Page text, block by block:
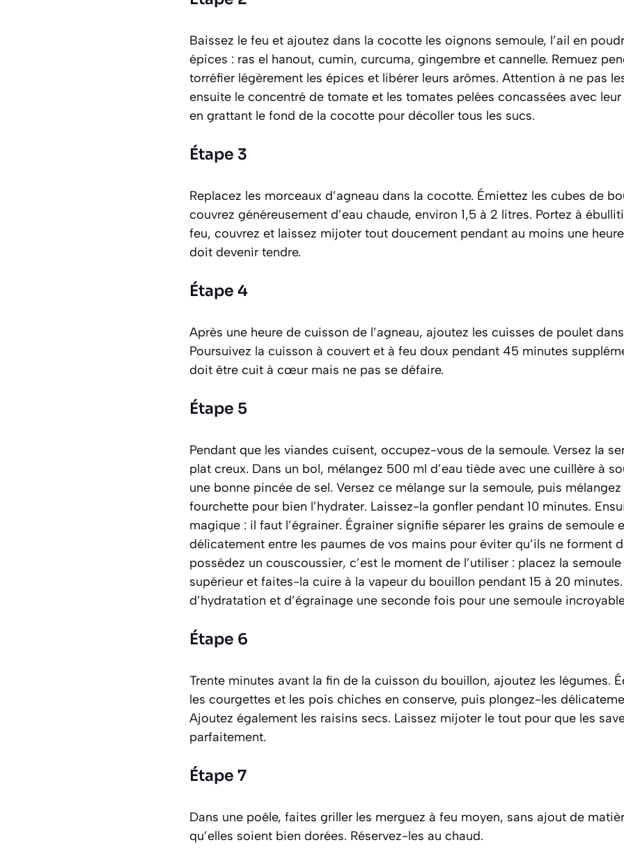
Baissez le feu et ajoutez dans la cocotte les oignons semoule, l’ail en
épices : ras el hanout, cumin, curcuma, gingembre et cannelle. Remuez
torréfier légèrement les épices et libérer leurs arômes. Attention à ne pas
ensuite le concentré de tomate et les tomates pelées concassées avec
en grattant le fond de la cocotte pour décoller tous les sucs.
Étape 3
Replacez les morceaux d’agneau dans la cocotte. Émiettez les cubes de
couvrez généreusement d’eau chaude, environ 1,5 à 2 litres. Portez à
feu, couvrez et laissez mijoter tout doucement pendant au moins une
doit devenir tendre.
Étape 4
Après une heure de cuisson de l’agneau, ajoutez les cuisses de poulet
Poursuivez la cuisson à couvert et à feu doux pendant 45 minutes
doit être cuit à cœur mais ne pas se défaire.
Étape 5
Pendant que les viandes cuisent, occupez-vous de la semoule. Versez la
plat creux. Dans un bol, mélangez 500 ml d’eau tiède avec une cuillère à
une bonne pincée de sel. Versez ce mélange sur la semoule, puis
fourchette pour bien l’hydrater. Laissez-la gonfler pendant 10 minutes.
magique : il faut l’égrainer. Égrainer signifie séparer les grains de semoule
délicatement entre les paumes de vos mains pour éviter qu’ils ne forment
possédez un couscoussier, c’est le moment de l’utiliser : placez la
supérieur et faites-la cuire à la vapeur du bouillon pendant 15 à 20
d’hydratation et d’égrainage une seconde fois pour une semoule
Étape 6
Trente minutes avant la fin de la cuisson du bouillon, ajoutez les légumes.
les courgettes et les pois chiches en conserve, puis plongez-les
Ajoutez également les raisins secs. Laissez mijoter le tout pour que les
parfaitement.
Étape 7
Dans une poêle, faites griller les merguez à feu moyen, sans ajout de
qu’elles soient bien dorées. Réservez-les au chaud.